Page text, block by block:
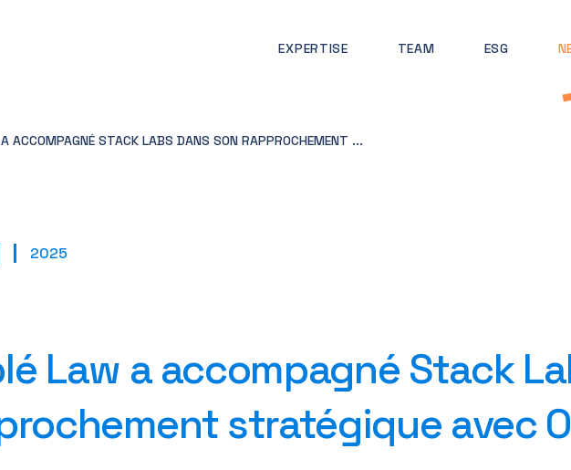
EXPERTISE TEAM ESG
ACCOMPAGNÉ STACK LABS DANS SON RAPPROCHEMENT ...
2025
Law a accompagné Stack
stratégique avec